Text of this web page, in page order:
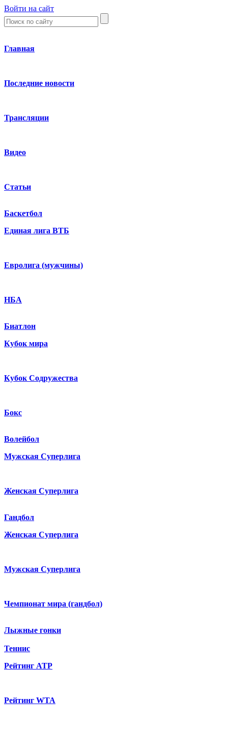
Войти на сайт
Главная
Последние новости
Трансляции
Видео
Статьи
Баскетбол
Единая лига ВТБ
Евролига (мужчины)
НБА
Биатлон
Кубок мира
Кубок Содружества
Бокс
Волейбол
Мужская Суперлига
Женская Суперлига
Гандбол
Женская Суперлига
Мужская Суперлига
Чемпионат мира (гандбол)
Лыжные гонки
Теннис
Рейтинг ATP
Рейтинг WTA